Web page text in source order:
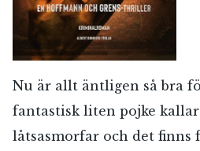
Jag accepterar villkoren.
RÖSTA
ÅNGRA OCH
Nu är allt äntligen så bra
fantastisk liten pojke
låtsasmorfar och det finns